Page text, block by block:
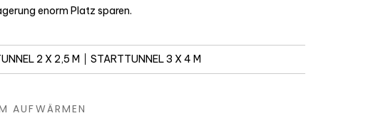
enorm Platz sparen.
2 X 2,5 M STARTTUNNEL 3 X 4 M
AUFWÄRMEN